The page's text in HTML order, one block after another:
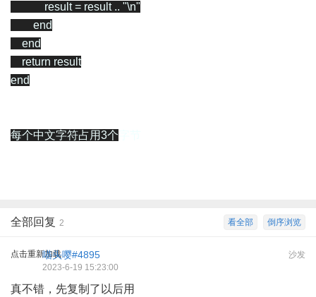
result = result .. "\n"
end
end
return result
end
每个中文字符占用3个
倒序浏览
看全部
全部回复 2
点击重新加载 沙发
喵头嘤#4895
2023-6-19 15:23:00
真不错，先复制了以后用